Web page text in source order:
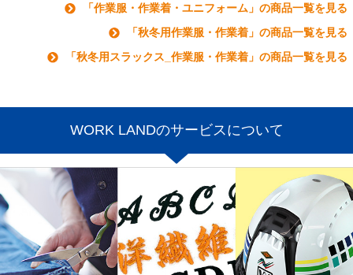
「作業服・作業着・ユニフォーム」の商品一覧を見る
「秋冬用作業服・作業着」の商品一覧を見る
「秋冬用スラックス_作業服・作業着」の商品一覧を見る
WORK LANDのサービスについて